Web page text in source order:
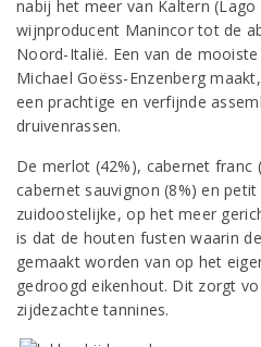
nabij het meer van Kaltern
wijnproducent Manincor tot de
Noord-Italië. Een van de
Michael Goëss-Enzenberg
een prachtige en verfijnde
druivenrassen.
De merlot (42%), cabernet franc
cabernet sauvignon (8%) en
zuidoostelijke, op het meer
is dat de houten fusten waarin
gemaakt worden van op het
gedroogd eikenhout. Dit zorgt
zijdezachte tannines.